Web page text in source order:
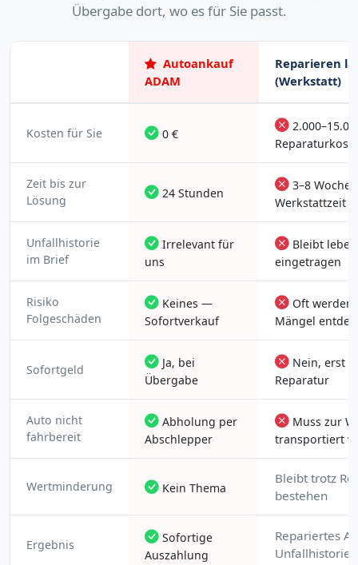
Übergabe dort, wo es für Sie passt.
Autoankauf
ADAM
Reparieren
(Werkstatt)
Kosten für Sie 0 €
Zeit bis zur
Lösung
24 Stunden
3–8 Wochen
Werkstattzeit
Unfallhistorie
im Brief
Irrelevant für
uns
Bleibt
eingetragen
Risiko
Folgeschäden
Keines —
Sofortverkauf
Oft werden
Mängel
Sofortgeld
Ja, bei
Übergabe
Nein, erst
Reparatur
Auto nicht
fahrbereit
Abholung per
Abschlepper
Muss zur
transportiert
Wertminderung Kein Thema
Bleibt trotz
bestehen
Ergebnis
Sofortige
Auszahlung
Repariertes
Unfallhistorie